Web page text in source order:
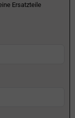
Ersatzteile